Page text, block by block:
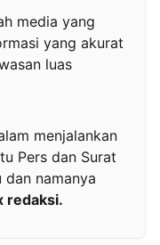
media yang
yang akurat
luas
menjalankan
Pers dan Surat
dan namanya
redaksi.